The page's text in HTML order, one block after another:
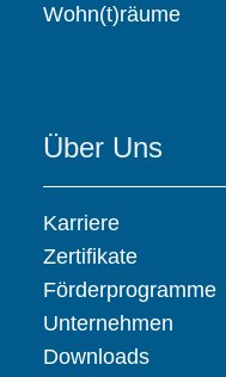
Wohn(t)räume
Über Uns
Karriere
Zertifikate
Förderprogramme
Unternehmen
Downloads